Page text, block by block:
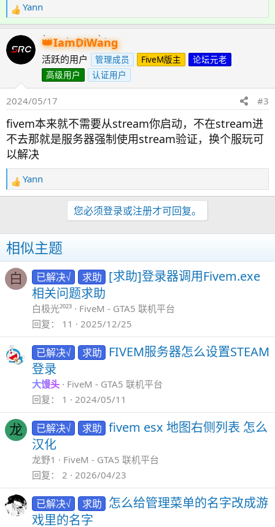
反
馈
：
Yann
IamDiWang
活跃的用户 管理成员 FiveM版主
论坛元老
高级用户
认证用户
2024/05/17 #3
fivem本来就不需要从stream你启动，不在stream进
不去那就是服务器强制使用stream验证，换个服玩可
以解决
反
馈
Yann
您必须登录或注册才可回复。
相似主题
白 已解决√ 求助 [求助]登录器调用Fivem.exe
相关问题求助
白极光²⁰²³
FiveM - GTA5 联机平台
回复
11 2025/12/25
已解决√ 求助
FIVEM服务器怎么设置STEAM
登录
大馒头
FiveM - GTA5 联机平台
回复
1 2024/05/11
龙 已解决√ 求助 fivem esx 地图右侧列表 怎么
汉化
龙野1
FiveM - GTA5 联机平台
回复
2 2026/04/23
已解决√ 求助 怎么给管理菜单的名字改成游
戏里的名字